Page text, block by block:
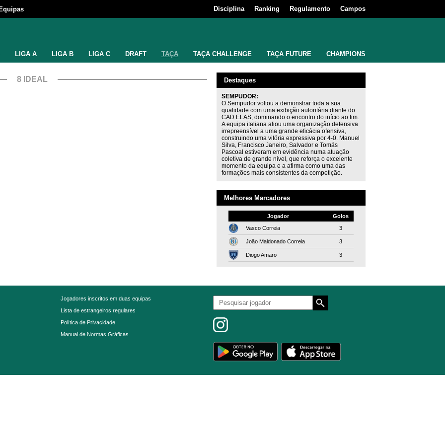
Equipas Disciplina Ranking Regulamento Campos
LIGA A LIGA B LIGA C DRAFT TAÇA TAÇA CHALLENGE TAÇA FUTURE CHAMPIONS
8 IDEAL Destaques
SEMPUDOR:
O Sempudor voltou a demonstrar toda a sua
qualidade com uma exibição autoritária diante do
CAD ELAS, dominando o encontro do início ao fim.
A equipa italiana aliou uma organização defensiva
irrepreensível a uma grande eficácia ofensiva,
construindo uma vitória expressiva por 4-0. Manuel
Silva, Francisco Janeiro, Salvador e Tomás
Pascoal estiveram em evidência numa atuação
coletiva de grande nível, que reforça o excelente
momento da equipa e a afirma como uma das
formações mais consistentes da competição.
Melhores Marcadores
Jogador
Golos
Vasco Correia
3
João Maldonado Correia 3
Diogo Amaro 3
Jogadores inscritos em duas equipas
Lista de estrangeiros regulares
Política de Privacidade
Manual de Normas Gráficas